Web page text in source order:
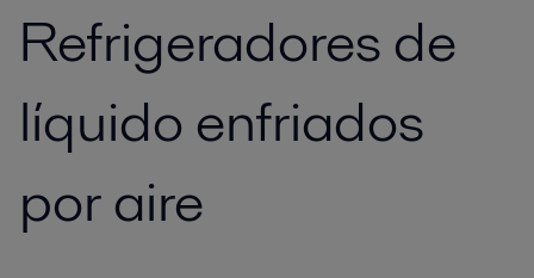
Refrigeradores de
líquido enfriados
por aire